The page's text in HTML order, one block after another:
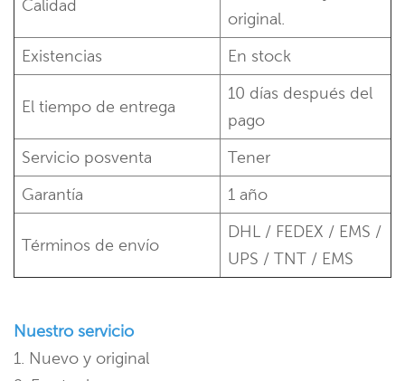
Calidad
original.
Existencias
En stock
El tiempo de entrega
10 días después del
pago
Servicio posventa
Tener
Garantía
1 año
Términos de envío
DHL / FEDEX / EMS /
UPS / TNT / EMS
Nuestro servicio
1. Nuevo y original